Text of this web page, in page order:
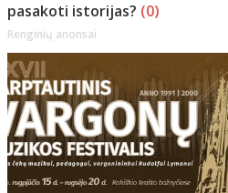
pasakoti istorijas? (0)
Renginių anonsai